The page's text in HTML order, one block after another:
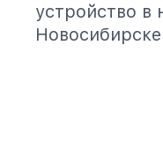
устройство в
Новосибирске